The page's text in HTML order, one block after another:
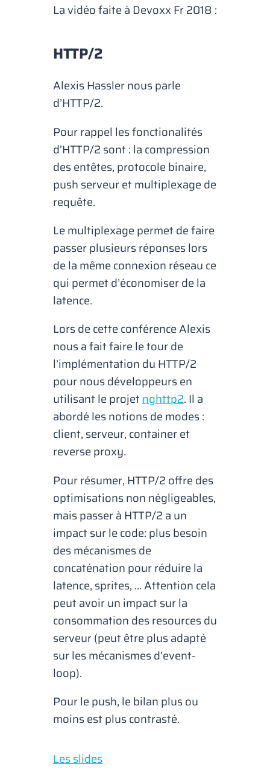
La vidéo faite à Devoxx Fr 2018 :
HTTP/2
Alexis Hassler nous parle
d’HTTP/2.
Pour rappel les fonctionalités
d’HTTP/2 sont : la compression
des entêtes, protocole binaire,
push serveur et multiplexage de
requête.
Le multiplexage permet de faire
passer plusieurs réponses lors
de la même connexion réseau ce
qui permet d’économiser de la
latence.
Lors de cette conférence Alexis
nous a fait faire le tour de
l’implémentation du HTTP/2
pour nous développeurs en
utilisant le projetnghttp2. Il a
abordé les notions de modes :
client, serveur, container et
reverse proxy.
Pour résumer, HTTP/2 offre des
optimisations non négligeables,
mais passer à HTTP/2 a un
impact sur le code: plus besoin
des mécanismes de
concaténation pour réduire la
latence, sprites, … Attention cela
peut avoir un impact sur la
consommation des resources du
serveur (peut être plus adapté
sur les mécanismes d’event-
loop).
Pour le push, le bilan plus ou
moins est plus contrasté.
Les slides